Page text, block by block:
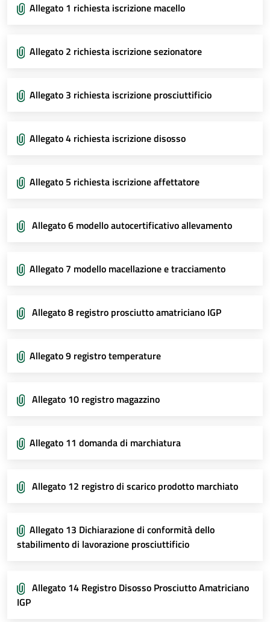
Allegato 1 richiesta iscrizione macello
Allegato 2 richiesta iscrizione sezionatore
Allegato 3 richiesta iscrizione prosciuttificio
Allegato 4 richiesta iscrizione disosso
Allegato 5 richiesta iscrizione affettatore
Allegato 6 modello autocertificativo allevamento
Allegato 7 modello macellazione e tracciamento
Allegato 8 registro prosciutto amatriciano IGP
Allegato 9 registro temperature
Allegato 10 registro magazzino
Allegato 11 domanda di marchiatura
Allegato 12 registro di scarico prodotto marchiato
Allegato 13 Dichiarazione di conformità dello
stabilimento di lavorazione prosciuttificio
Allegato 14 Registro Disosso Prosciutto Amatriciano
IGP